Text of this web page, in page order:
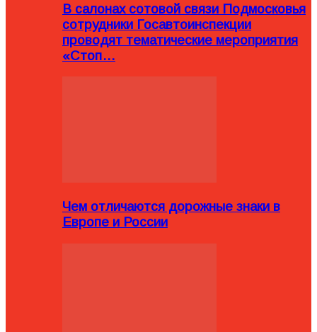
В салонах сотовой связи Подмосковья
сотрудники Госавтоинспекции
проводят тематические мероприятия
«Стоп…
Чем отличаются дорожные знаки в
Европе и России